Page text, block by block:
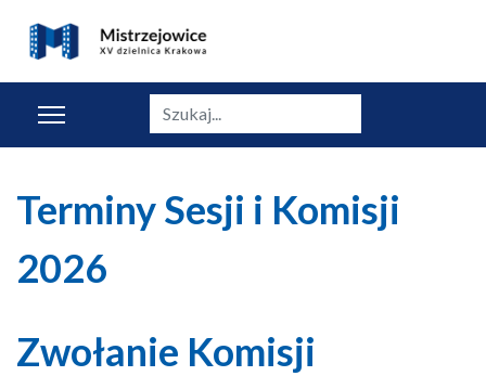
Szukaj
Terminy Sesji i Komisji
2026
Zwołanie Komisji